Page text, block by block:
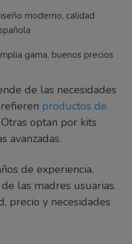
moderno, calidad
gama, buenos precios
de las necesidades
productos de
Otras optan por kits
avanzadas.
de experiencia.
las madres usuarias.
precio y necesidades